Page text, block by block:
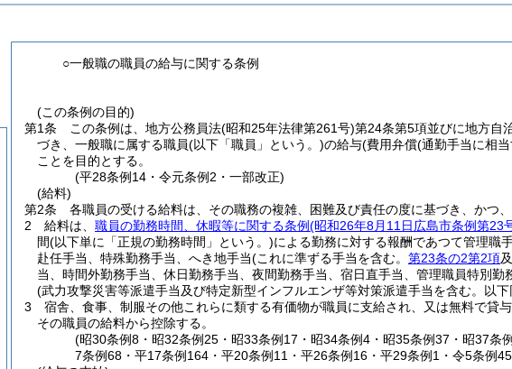
○一般職の職員の給与に関する条例
(この条例の目的)
第1条
この条例は、地方公務員法(昭和25年法律第261号)第24条第5項並びに地方自
づき、一般職に属する職員(以下「職員」という。)の給与(費用弁償(通勤手当に相
ことを目的とする。
(平28条例14・令元条例2・一部改正)
(給料)
第2条
各職員の受ける給料は、その職務の複雑、困難及び責任の度に基づき、かつ
2
給料は、 職員の勤務時間、休暇等に関する条例(昭和26年8月11日広島市条例第23
間(以下単に「正規の勤務時間」という。)による勤務に対する報酬であつて管理職
赴任手当、特殊勤務手当、へき地手当(これに準ずる手当を含む。 第23条の2第2項
当、時間外勤務手当、休日勤務手当、夜間勤務手当、宿日直手当、管理職員特別
(武力攻撃災害等派遣手当及び特定新型インフルエンザ等対策派遣手当を含む。以下
3
宿舎、食事、制服その他これらに類する有価物が職員に支給され、又は無料で貸
その職員の給料から控除する。
(昭30条例8・昭32条例25・昭33条例17・昭34条例4・昭35条例37・昭37
7条例68・平17条例164・平20条例11・平26条例16・平29条例1・令5条例